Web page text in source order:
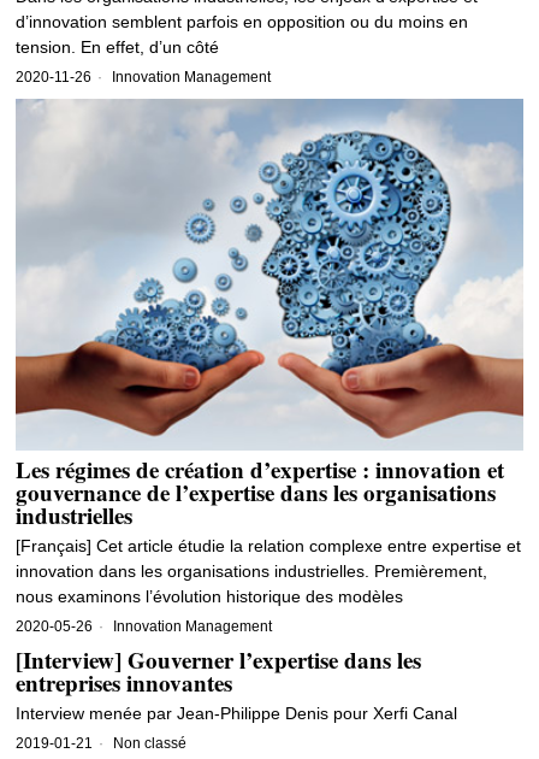
d’innovation semblent parfois en opposition ou du moins en
tension. En effet, d’un côté
2020-11-26 Innovation Management
Les régimes de création d’expertise : innovation et
gouvernance de l’expertise dans les organisations
industrielles
[Français] Cet article étudie la relation complexe entre expertise et
innovation dans les organisations industrielles. Premièrement,
nous examinons l’évolution historique des modèles
2020-05-26 Innovation Management
[Interview] Gouverner l’expertise dans les
entreprises innovantes
Interview menée par Jean-Philippe Denis pour Xerfi Canal
2019-01-21 Non classé